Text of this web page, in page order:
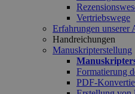
Vertriebswege
Erfahrungen unserer
Handreichungen
Manuskripterstellung
Formatierung
PDF-